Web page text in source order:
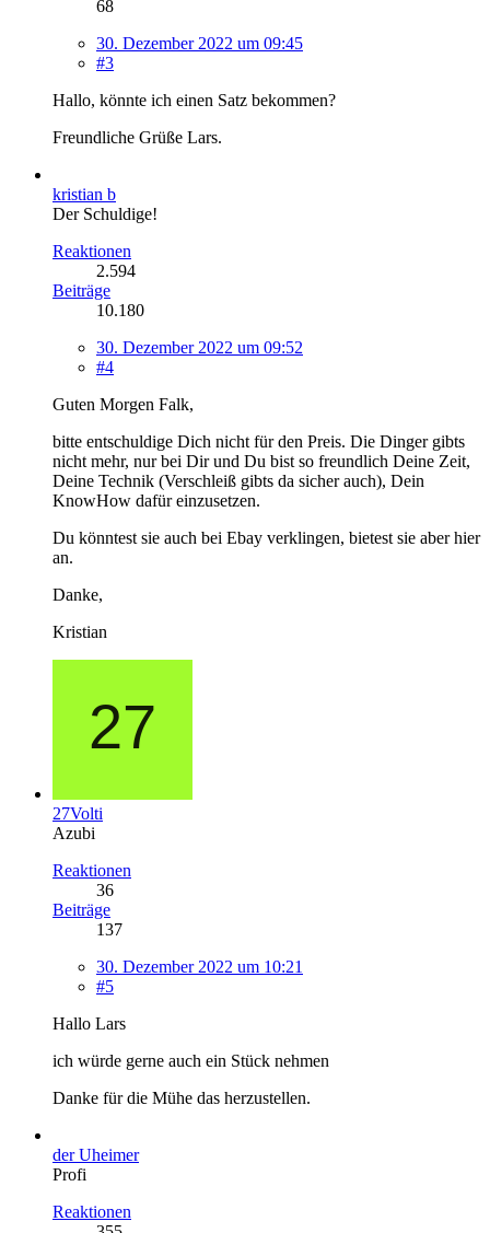
68
30. Dezember 2022 um 09:45
#3
Hallo, könnte ich einen Satz bekommen?
Freundliche Grüße Lars.
kristian b
Der Schuldige!
Reaktionen
2.594
Beiträge
10.180
30. Dezember 2022 um 09:52
#4
Guten Morgen Falk,
bitte entschuldige Dich nicht für den Preis. Die Dinger gibts
nicht mehr, nur bei Dir und Du bist so freundlich Deine Zeit,
Deine Technik (Verschleiß gibts da sicher auch), Dein
KnowHow dafür einzusetzen.
Du könntest sie auch bei Ebay verklingen, bietest sie aber hier
an.
Danke,
Kristian
27Volti
Azubi
Reaktionen
36
Beiträge
137
30. Dezember 2022 um 10:21
#5
Hallo Lars
ich würde gerne auch ein Stück nehmen
Danke für die Mühe das herzustellen.
der Uheimer
Profi
Reaktionen